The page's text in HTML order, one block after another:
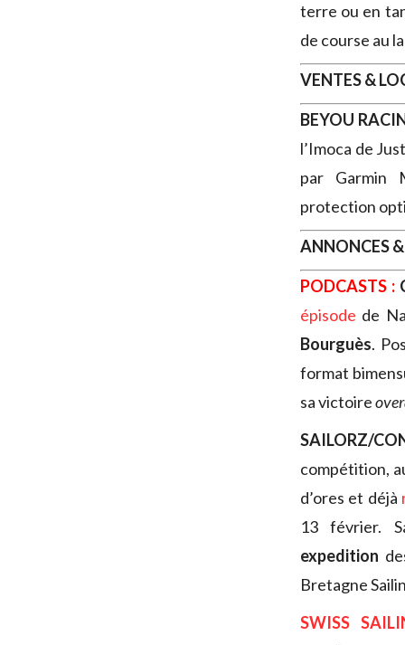
terre ou en
de course au
VENTES &
BEYOU
l’Imoca de
par Garmin
protection
ANNONCES
PODCASTS :
épisode de
Bourguès.
format
sa victoire
SAILORZ/
compétition,
d’ores et déjà
13 février.
expedition
Bretagne
SWISS